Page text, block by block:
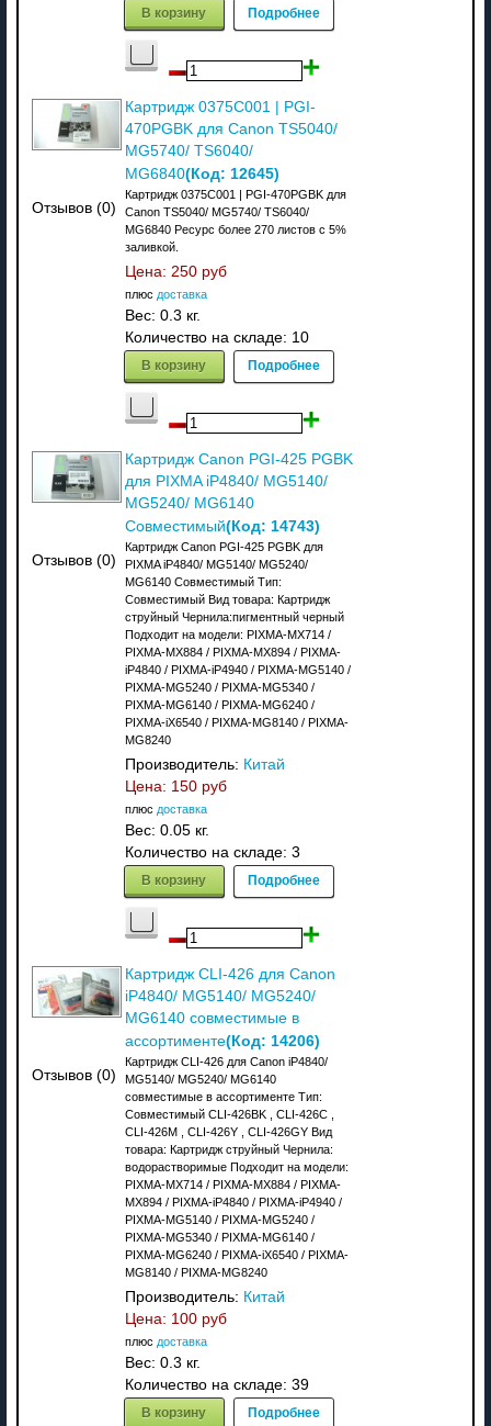
В корзину Подробнее
Отзывов (0)
Картридж 0375C001 | PGI-
470PGBK для Canon TS5040/
MG5740/ TS6040/
MG6840(Код: 12645)
Картридж 0375C001 | PGI-470PGBK для
Canon TS5040/ MG5740/ TS6040/
MG6840 Ресурс более 270 листов с 5%
заливкой.
Цена: 250 руб
плюс доставка
Вес: 0.3 кг.
Количество на складе: 10
В корзину Подробнее
Отзывов (0)
Картридж Canon PGI-425 PGBK
для PIXMA iP4840/ MG5140/
MG5240/ MG6140
Совместимый(Код: 14743)
Картридж Canon PGI-425 PGBK для
PIXMA iP4840/ MG5140/ MG5240/
MG6140 Совместимый Тип:
Совместимый Вид товара: Картридж
струйный Чернила:пигментный черный
Подходит на модели: PIXMA-MX714 /
PIXMA-MX884 / PIXMA-MX894 / PIXMA-
iP4840 / PIXMA-iP4940 / PIXMA-MG5140 /
PIXMA-MG5240 / PIXMA-MG5340 /
PIXMA-MG6140 / PIXMA-MG6240 /
PIXMA-iX6540 / PIXMA-MG8140 / PIXMA-
MG8240
Производитель: Китай
Цена: 150 руб
плюс доставка
Вес: 0.05 кг.
Количество на складе: 3
В корзину Подробнее
Отзывов (0)
Картридж CLI-426 для Canon
iP4840/ MG5140/ MG5240/
MG6140 совместимые в
ассортименте(Код: 14206)
Картридж CLI-426 для Canon iP4840/
MG5140/ MG5240/ MG6140
совместимые в ассортименте Тип:
Совместимый CLI-426BK , CLI-426C ,
CLI-426M , CLI-426Y , CLI-426GY Вид
товара: Картридж струйный Чернила:
водорастворимые Подходит на модели:
PIXMA-MX714 / PIXMA-MX884 / PIXMA-
MX894 / PIXMA-iP4840 / PIXMA-iP4940 /
PIXMA-MG5140 / PIXMA-MG5240 /
PIXMA-MG5340 / PIXMA-MG6140 /
PIXMA-MG6240 / PIXMA-iX6540 / PIXMA-
MG8140 / PIXMA-MG8240
Производитель: Китай
Цена: 100 руб
плюс доставка
Вес: 0.3 кг.
Количество на складе: 39
В корзину Подробнее